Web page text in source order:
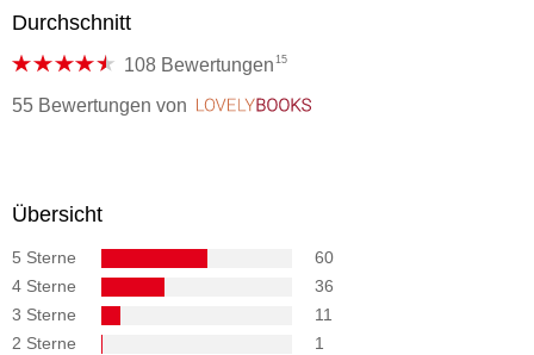
Durchschnitt
108 Bewertungen 15
55 Bewertungen von
Übersicht
5 Sterne
60
4 Sterne
36
3 Sterne
11
2 Sterne
1